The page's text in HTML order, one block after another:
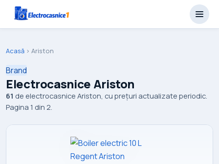
Acasă › Ariston
Brand
Electrocasnice Ariston
61 de electrocasnice Ariston, cu prețuri actualizate periodic.
Pagina 1 din 2.